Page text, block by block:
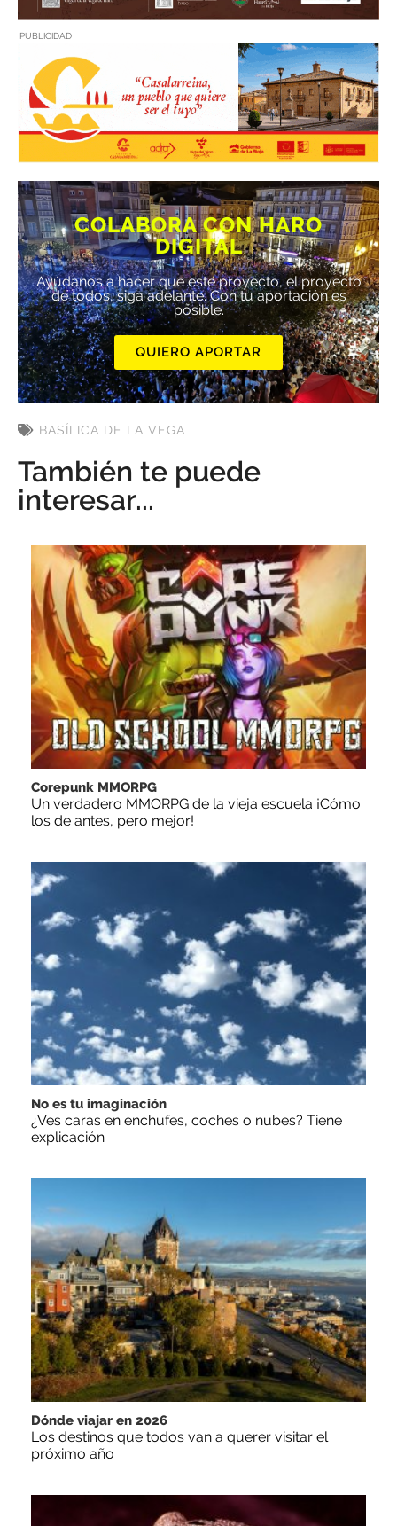
PUBLICIDAD
COLABORA CON HARO
DIGITAL
Ayúdanos a hacer que este proyecto, el proyecto
de todos, siga adelante. Con tu aportación es
posible.
QUIERO APORTAR
BASÍLICA DE LA VEGA
También te puede
interesar...
Corepunk MMORPG
Un verdadero MMORPG de la vieja escuela ¡Cómo
los de antes, pero mejor!
No es tu imaginación
¿Ves caras en enchufes, coches o nubes? Tiene
explicación
Dónde viajar en 2026
Los destinos que todos van a querer visitar el
próximo año